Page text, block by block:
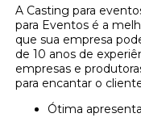
A Casting para
para Eventos é a
que sua empresa
de 10 anos de
empresas e
para encantar o
Ótima